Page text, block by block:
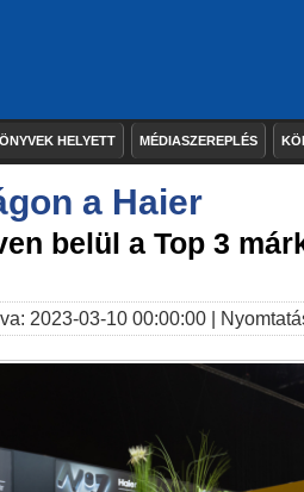
HELYETT MÉDIASZEREPLÉS
a Haier
belül a Top 3
2023-03-10 00:00:00 |